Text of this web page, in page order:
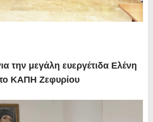
την μεγάλη ευεργέτιδα Ελένη
ΚΑΠΗ Ζεφυρίου